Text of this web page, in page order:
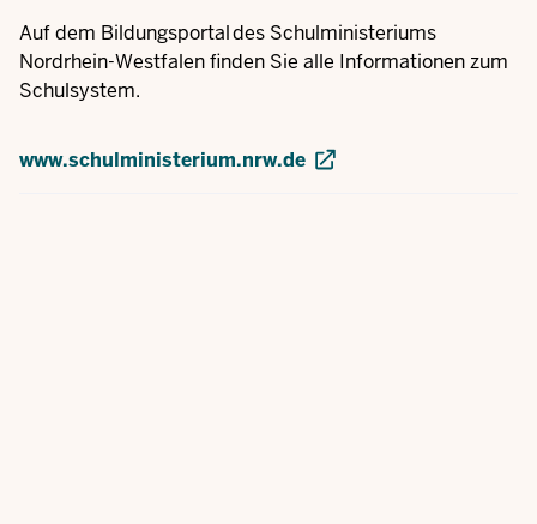
Auf dem Bildungsportal des Schulministeriums
Nordrhein-Westfalen finden Sie alle Informationen zum
Schulsystem.
www.schulministerium.nrw.de